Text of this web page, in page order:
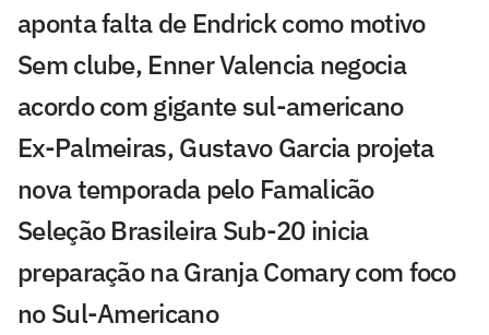
aponta falta de Endrick como motivo
Sem clube, Enner Valencia negocia
acordo com gigante sul-americano
Ex-Palmeiras, Gustavo Garcia projeta
nova temporada pelo Famalicão
Seleção Brasileira Sub-20 inicia
preparação na Granja Comary com foco
no Sul-Americano